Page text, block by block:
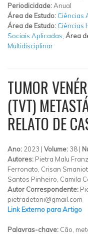
Periodicidade:Anual
Área de Estudo: Ciências
Área de Estudo: Ciências
Sociais Aplicadas Área
Multidisciplinar
TUMOR
(TVT)
RELATO DE
Ano: 2023 | Volume: 38 |
Autores: Pietra Malu
Ferronato, Crisan
Santos Pinheiro, Camila
Autor Correspondente:
pietradetoni@gmail.com
Link Externo para Artigo
Palavras-chave: Cão,